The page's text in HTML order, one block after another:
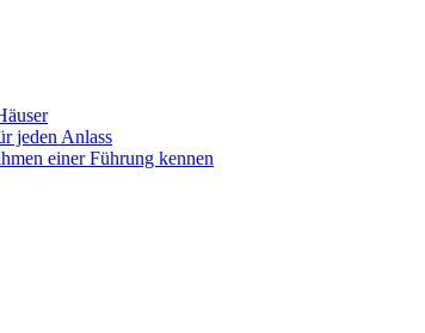
jeden Anlass
einer Führung kennen